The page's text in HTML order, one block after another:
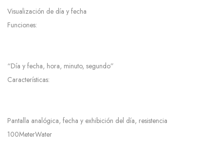
Visualización de día y fecha
Funciones:
“Día y fecha, hora, minuto, segundo”
Características:
Pantalla analógica, fecha y exhibición del día, resistencia
100MeterWater